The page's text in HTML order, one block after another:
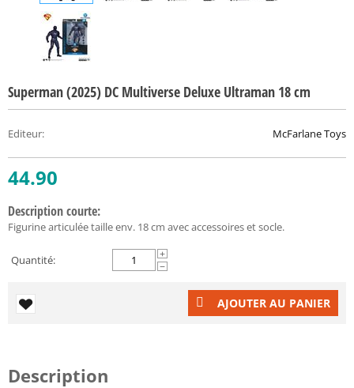
Superman (2025) DC Multiverse Deluxe Ultraman 18 cm
Editeur: McFarlane Toys
44.90
Description courte:
Figurine articulée taille env. 18 cm avec accessoires et socle.
Quantité:
+
−
AJOUTER AU PANIER
Description